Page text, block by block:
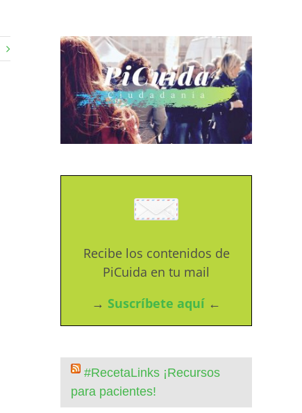
Recibe los contenidos de
PiCuida en tu mail
→ Suscríbete aquí ←
#RecetaLinks ¡Recursos
para pacientes!